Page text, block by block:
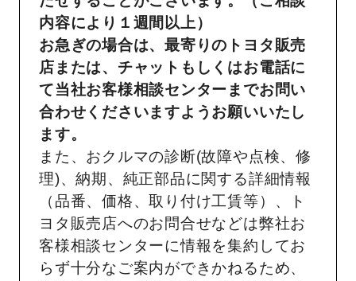
内容により１週間以上）
お急ぎの場合は、最寄りのトヨタ販売
店または、チャットもしくはお電話に
て当社お客様相談センターまでお問い
合わせくださいますようお願いいたし
ます。
また、おクルマの診断(故障や点検、修
理)、納期、純正部品に関する詳細情報
（品番、価格、取り付け工賃等）、ト
ヨタ販売店へのお問合せなどは弊社お
客様相談センターに情報を集約してお
らず十分なご案内ができかねるため、